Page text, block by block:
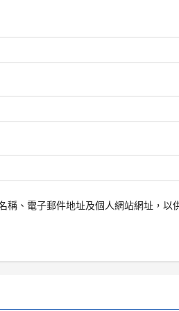
稱、電子郵件地址及個人網站網址，以